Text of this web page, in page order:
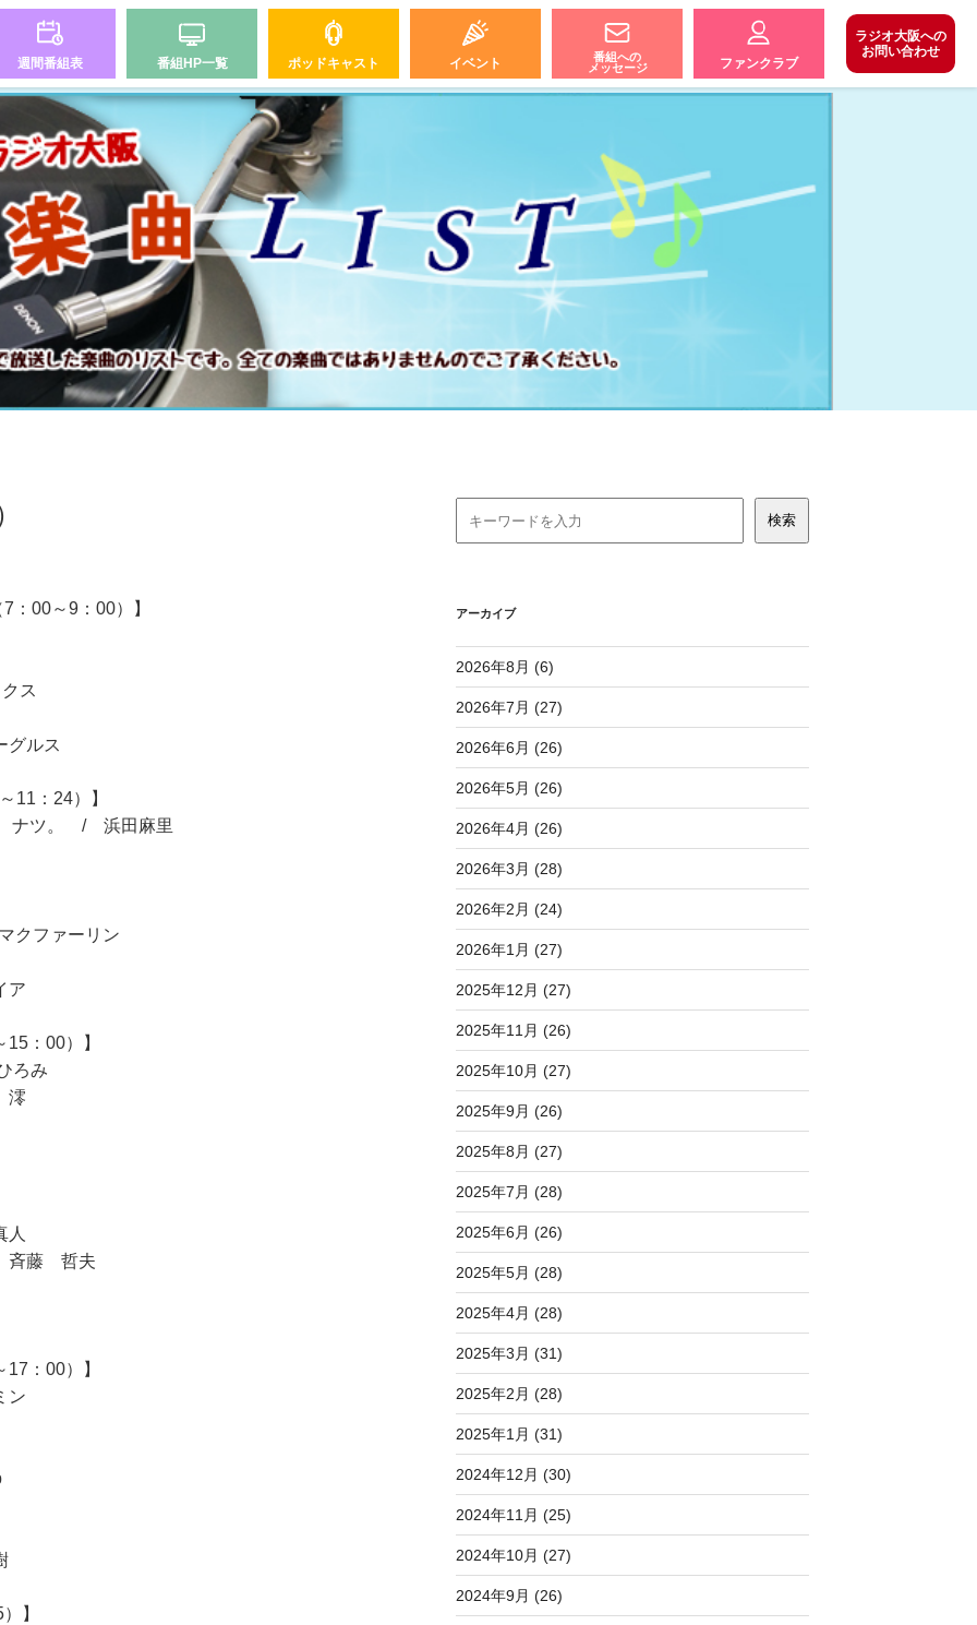
週間番組表 番組HP一覧 ポッドキャスト イベント
番組への
メッセージ
ファンクラブ
ラジオ大阪への
お問い合わせ
：00～9：00）】
ス
ルス
11：24）】
ナツ。 / 浜田麻里
ファーリン
ア
：00）】
ろみ
澪
斉藤 哲夫
：00）】
ン
】
アーカイブ
2026年8月 (6)
2026年7月 (27)
2026年6月 (26)
2026年5月 (26)
2026年4月 (26)
2026年3月 (28)
2026年2月 (24)
2026年1月 (27)
2025年12月 (27)
2025年11月 (26)
2025年10月 (27)
2025年9月 (26)
2025年8月 (27)
2025年7月 (28)
2025年6月 (26)
2025年5月 (28)
2025年4月 (28)
2025年3月 (31)
2025年2月 (28)
2025年1月 (31)
2024年12月 (30)
2024年11月 (25)
2024年10月 (27)
2024年9月 (26)